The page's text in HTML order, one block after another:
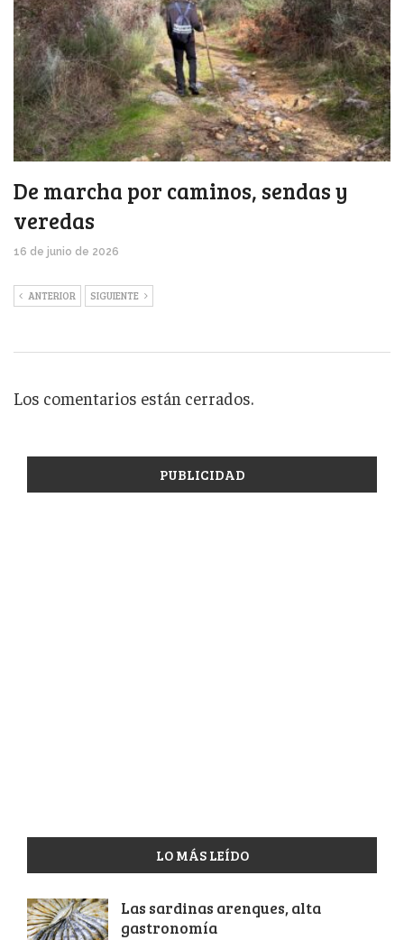
De marcha por caminos, sendas y
veredas
16 de junio de 2026
ANTERIOR SIGUIENTE
Los comentarios están cerrados.
PUBLICIDAD
LO MÁS LEÍDO
Las sardinas arenques, alta
gastronomía